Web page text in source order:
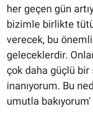
her geçen gün
bizimle birlikte
verecek, bu
geleceklerdir.
çok daha güçlü
inanıyorum. Bu
umutla bakıyorum'